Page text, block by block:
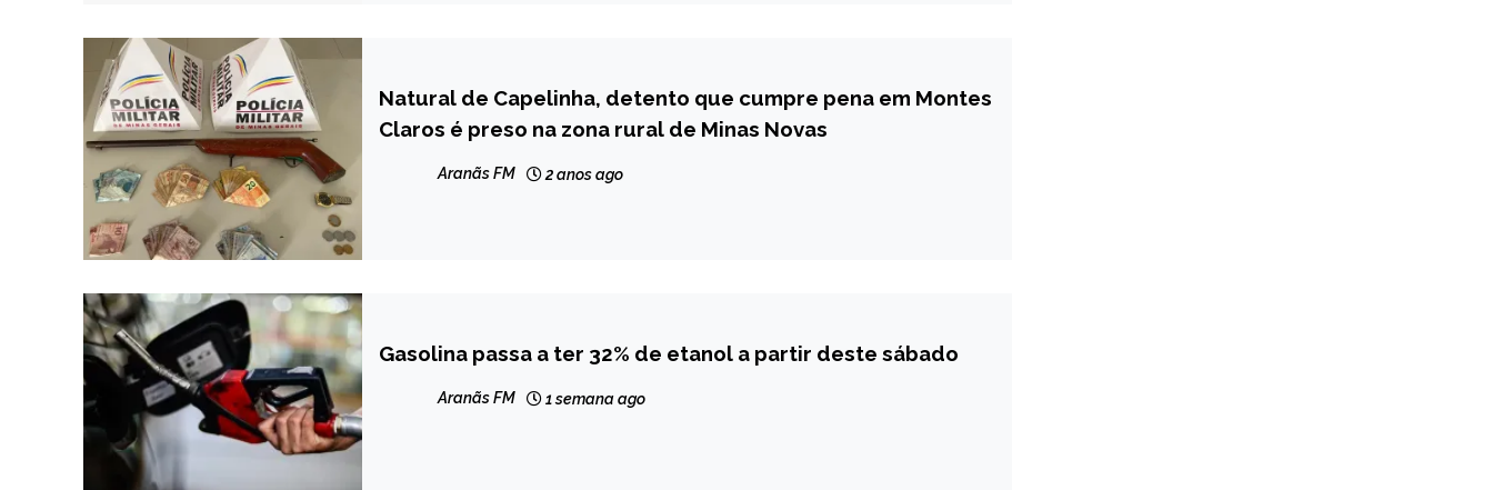
CAPELINHA
MINAS
Natural de Capelinha, detento que cumpre pena em Montes
Claros é preso na zona rural de Minas Novas
Aranãs FM 2 anos ago
BRASIL
NOTÍCIAS
Gasolina passa a ter 32% de etanol a partir deste sábado
Aranãs FM 1 semana ago